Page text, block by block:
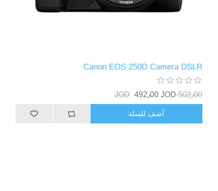
Canon EOS 250D Camera DSLR
502٫00 JOD 492٫00 JOD
أضف للسلة